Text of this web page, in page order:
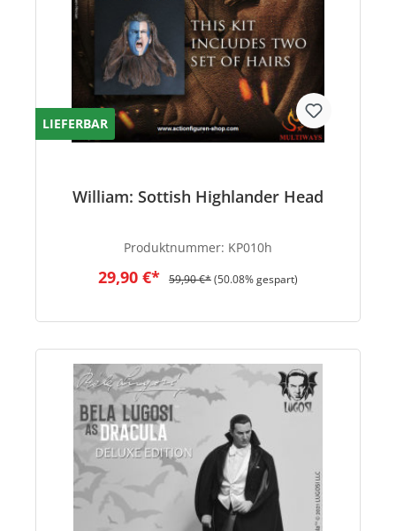
LIEFERBAR
William: Sottish Highlander Head
Produktnummer: KP010h
29,90 €* 59,90 €*(50.08% gespart)